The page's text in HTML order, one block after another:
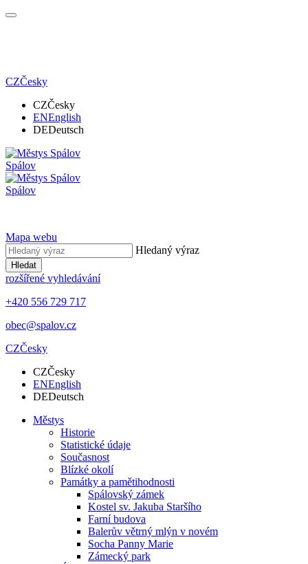
CZČesky
CZČesky
ENEnglish
DEDeutsch
Spálov
Spálov
Mapa webu
Hledaný výraz
Hledat
rozšířené vyhledávání
+420 556 729 717
obec@spalov.cz
CZČesky
CZČesky
ENEnglish
DEDeutsch
Městys
Historie
Statistické údaje
Současnost
Blízké okolí
Památky a pamětihodnosti
Spálovský zámek
Kostel sv. Jakuba Staršího
Farní budova
Balerův větrný mlýn v novém
Socha Panny Marie
Zámecký park